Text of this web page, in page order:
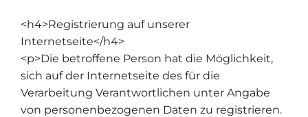
<h4>Registrierung auf unserer
Internetseite</h4>
<p>Die betroffene Person hat die Möglichkeit,
sich auf der Internetseite des für die
Verarbeitung Verantwortlichen unter Angabe
von personenbezogenen Daten zu registrieren.